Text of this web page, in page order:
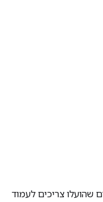
שהועלו צריכים לעמוד